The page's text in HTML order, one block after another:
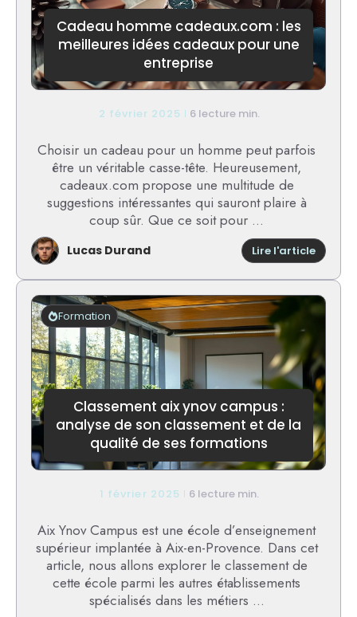
Cadeau homme cadeaux.com : les
meilleures idées cadeaux pour une
entreprise
2 février 2025 6 lecture min.
Choisir un cadeau pour un homme peut parfois
être un véritable casse-tête. Heureusement,
cadeaux.com propose une multitude de
suggestions intéressantes qui sauront plaire à
coup sûr. Que ce soit pour ...
Lucas Durand Lire l'article:
homme
:
idées
pour
une
Classement aix ynov campus :
analyse de son classement et de la
qualité de ses formations
Formation
1 février 2025 6 lecture min.
Aix Ynov Campus est une école d’enseignement
supérieur implantée à Aix-en-Provence. Dans cet
article, nous allons explorer le classement de
cette école parmi les autres établissements
spécialisés dans les métiers ...